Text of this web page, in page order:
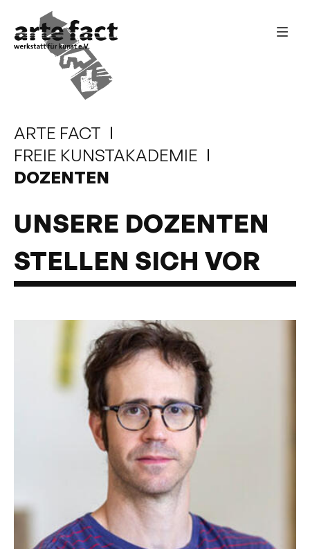
ARTE FACT
FREIE KUNSTAKADEMIE
DOZENTEN
UNSERE DOZENTEN
STELLEN SICH VOR